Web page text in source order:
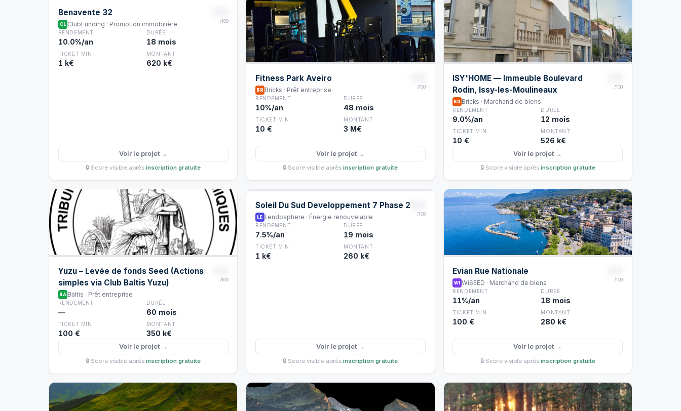
Benavente 32
CL ClubFunding · Promotion immobilière /100
RENDEMENT
10.0%/an
DURÉE
18 mois
TICKET MIN.
1 k€
MONTANT
620 k€
Voir le projet →
🔒 Score visible aprèsinscription gratuite
Fitness Park Aveiro
BR Bricks · Prêt entreprise /100
RENDEMENT
10%/an
DURÉE
48 mois
TICKET MIN.
10 €
MONTANT
3 M€
Voir le projet →
🔒 Score visible aprèsinscription gratuite
ISY'HOME — Immeuble Boulevard
Rodin, Issy-les-Moulineaux
BR Bricks · Marchand de biens
/100
RENDEMENT
9.0%/an
DURÉE
12 mois
TICKET MIN.
10 €
MONTANT
526 k€
Voir le projet →
🔒 Score visible après inscription gratuite
Yuzu – Levée de fonds Seed (Actions
simples via Club Baltis Yuzu)
BA Baltis · Prêt entreprise
/100
RENDEMENT
—
DURÉE
60 mois
TICKET MIN.
100 €
MONTANT
350 k€
Voir le projet →
🔒 Score visible aprèsinscription gratuite
Soleil Du Sud Developpement 7 Phase 2
LE Lendosphere · Énergie renouvelable /100
RENDEMENT
7.5%/an
DURÉE
19 mois
TICKET MIN.
1 k€
MONTANT
260 k€
Voir le projet →
🔒 Score visible aprèsinscription gratuite
Evian Rue Nationale
WI WiSEED · Marchand de biens /100
RENDEMENT
11%/an
DURÉE
18 mois
TICKET MIN.
100 €
MONTANT
280 k€
Voir le projet →
🔒 Score visible après inscription gratuite